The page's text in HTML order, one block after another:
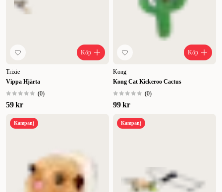
Köp
Trixie
Vippa Hjärta
(0)
59 kr
Köp
Kong
Kong Cat Kickeroo Cactus
(0)
99 kr
Kampanj Kampanj